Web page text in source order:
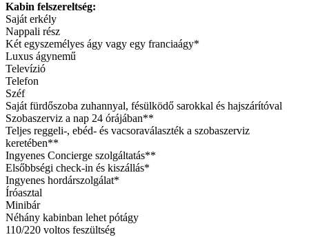
Kabin felszereltség:
Saját erkély
Nappali rész
Két egyszemélyes ágy vagy egy franciaágy*
Luxus ágynemű
Televízió
Telefon
Széf
Saját fürdőszoba zuhannyal, fésülködő sarokkal és hajszárítóval
Szobaszerviz a nap 24 órájában**
Teljes reggeli-, ebéd- és vacsoraválaszték a szobaszerviz
keretében**
Ingyenes Concierge szolgáltatás**
Elsőbbségi check-in és kiszállás*
Ingyenes hordárszolgálat*
Íróasztal
Minibár
Néhány kabinban lehet pótágy
110/220 voltos feszültség